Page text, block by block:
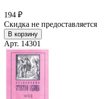
194 ₽
Скидка не предоставляется
В корзину
Арт. 14301